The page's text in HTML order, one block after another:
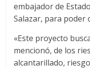
embajador de
Salazar, para poder
«Este proyecto
mencionó, de los
alcantarillado,